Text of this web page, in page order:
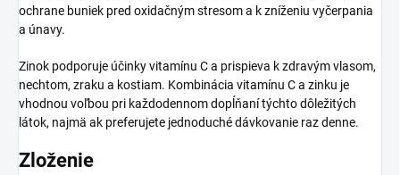
ochrane buniek pred oxidačným stresom a k zníženiu vyčerpania
a únavy.
Zinok podporuje účinky vitamínu C a prispieva k zdravým vlasom,
nechtom, zraku a kostiam. Kombinácia vitamínu C a zinku je
vhodnou voľbou pri každodennom dopĺňaní týchto dôležitých
látok, najmä ak preferujete jednoduché dávkovanie raz denne.
Zloženie